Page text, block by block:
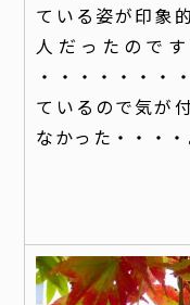
ている姿が印象
人だったので
・・・・・・・
ているので気が
なかった・・・・